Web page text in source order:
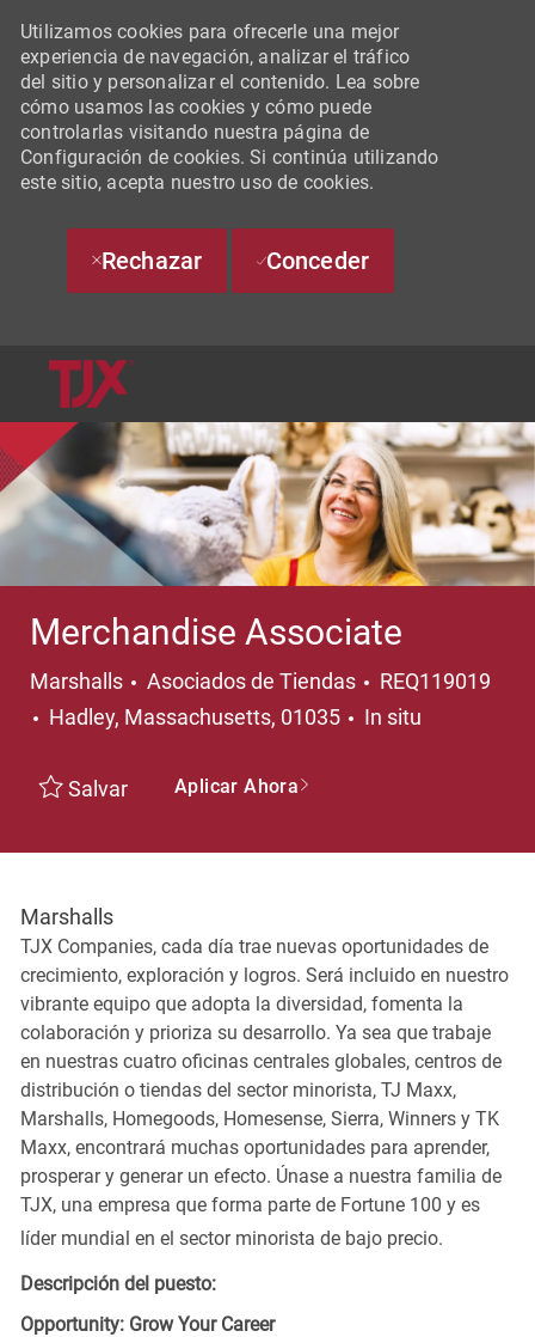
Utilizamos cookies para ofrecerle una mejor
experiencia de navegación, analizar el tráfico
del sitio y personalizar el contenido. Lea sobre
cómo usamos las cookies y cómo puede
controlarlas visitando nuestra página de
Configuración de cookies. Si continúa utilizando
este sitio, acepta nuestro uso de cookies.
Rechazar Conceder
Merchandise Associate
Marshalls Categoría
Asociados de Tiendas
REQ119019
Ubicación
Hadley, Massachusetts, 01035 In situ
Salvar Aplicar Ahora
Marshalls
TJX Companies, cada día trae nuevas oportunidades de
crecimiento, exploración y logros. Será incluido en nuestro
vibrante equipo que adopta la diversidad, fomenta la
colaboración y prioriza su desarrollo. Ya sea que trabaje
en nuestras cuatro oficinas centrales globales, centros de
distribución o tiendas del sector minorista, TJ Maxx,
Marshalls, Homegoods, Homesense, Sierra, Winners y TK
Maxx, encontrará muchas oportunidades para aprender,
prosperar y generar un efecto. Únase a nuestra familia de
TJX, una empresa que forma parte de Fortune 100 y es
líder mundial en el sector minorista de bajo precio.
Descripción del puesto:
Opportunity: Grow Your Career